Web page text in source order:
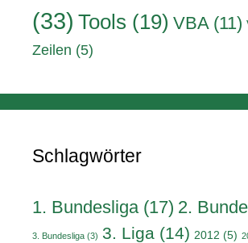
(33) Tools (19) VBA(11)
Zeilen (5)
Schlagwörter
1. Bundesliga(17) 2.
3. Bundesliga (3) 3. Liga (14) 2012 (5)